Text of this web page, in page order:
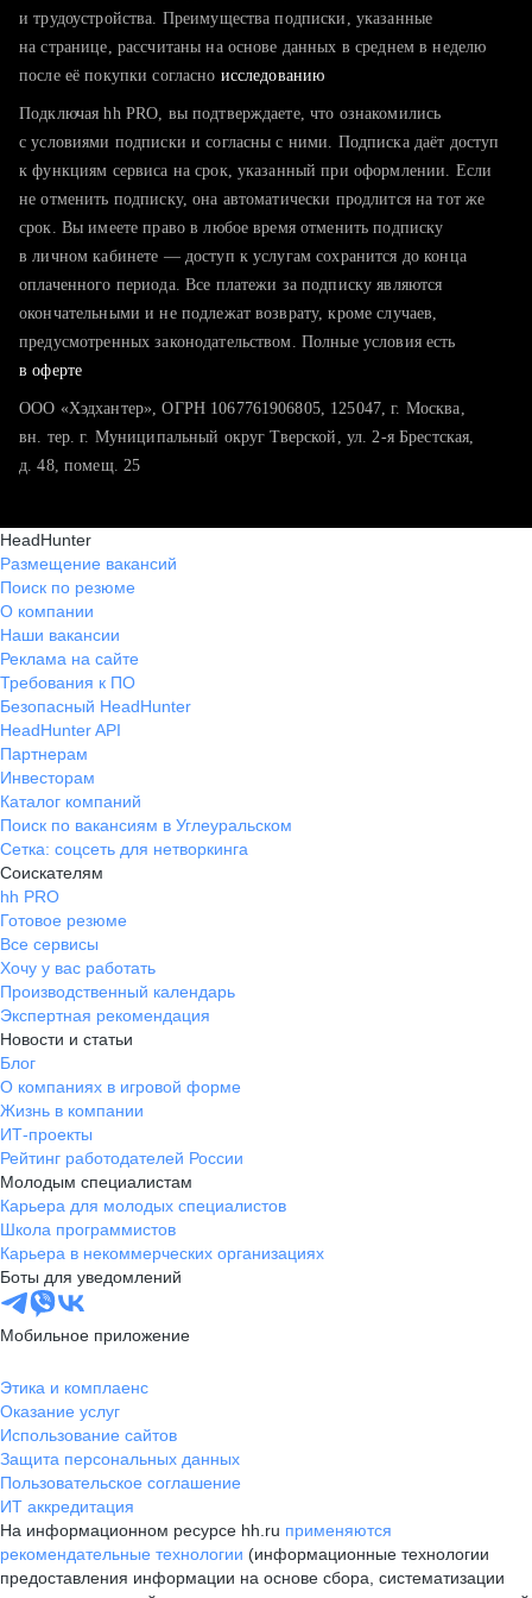
тратите много времени на поиск и вручную поднимаете
хотите сравнить себя с конкурентами и оценить шансы
и трудоустройства. Преимущества подписки, указанные
на странице, рассчитаны на основе данных в среднем в неделю
после её покупки согласно исследованию
Подключая hh PRO, вы подтверждаете, что ознакомились
с условиями подписки и согласны с ними. Подписка даёт доступ
к функциям сервиса на срок, указанный при оформлении. Если
не отменить подписку, она автоматически продлится на тот же
срок. Вы имеете право в любое время отменить подписку
в личном кабинете — доступ к услугам сохранится до конца
оплаченного периода. Все платежи за подписку являются
окончательными и не подлежат возврату, кроме случаев,
предусмотренных законодательством. Полные условия есть
в оферте
ООО «Хэдхантер», ОГРН 1067761906805, 125047, г. Москва,
вн. тер. г. Муниципальный округ Тверской, ул. 2-я Брестская,
д. 48, помещ. 25
HeadHunter
Размещение вакансий
Поиск по резюме
О компании
Наши вакансии
Реклама на сайте
Требования к ПО
Безопасный HeadHunter
HeadHunter API
Партнерам
Инвесторам
Каталог компаний
Поиск по вакансиям в Углеуральском
Сетка: соцсеть для нетворкинга
Соискателям
hh PRO
Готовое резюме
Все сервисы
Хочу у вас работать
Производственный календарь
Экспертная рекомендация
Новости и статьи
Блог
О компаниях в игровой форме
Жизнь в компании
ИТ-проекты
Рейтинг работодателей России
Молодым специалистам
Карьера для молодых специалистов
Школа программистов
Карьера в некоммерческих организациях
Боты для уведомлений
Мобильное приложение
Этика и комплаенс
Оказание услуг
Использование сайтов
Защита персональных данных
Пользовательское соглашение
ИТ аккредитация
На информационном ресурсе hh.ru применяются
рекомендательные технологии (информационные технологии
предоставления информации на основе сбора, систематизации